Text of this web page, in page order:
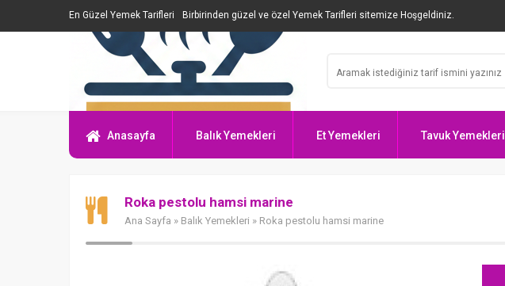
En Güzel Yemek Tarifleri Birbirinden güzel ve özel Yemek Tarifleri sitemize Hoşgeldiniz.
Anasayfa Balık Yemekleri Et Yemekleri Tavuk Yemekleri
Roka pestolu hamsi marine
Ana Sayfa » Balık Yemekleri » Roka pestolu hamsi marine